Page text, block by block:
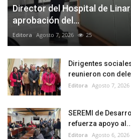
Director del Hospital de
aprobación del...
Editora Agosto 7, 2026 25
Dirigentes
reunieron con
Editora Agosto 7, 2026
SEREMI de
refuerza apoyo
Editora Agosto 6, 2026